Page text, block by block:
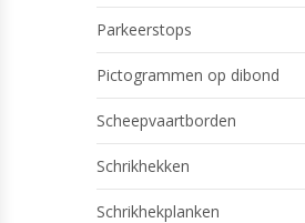
Parkeerstops
Pictogrammen op dibond
Scheepvaartborden
Schrikhekken
Schrikhekplanken